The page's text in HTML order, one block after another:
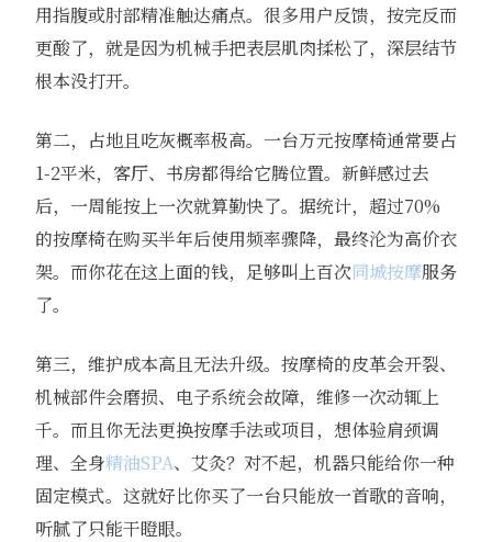
用指腹或肘部精准触达痛点。很多用户反馈，按完反而
更酸了，就是因为机械手把表层肌肉揉松了，深层结节
根本没打开。
第二，占地且吃灰概率极高。一台万元按摩椅通常要占
1-2平米，客厅、书房都得给它腾位置。新鲜感过去
后，一周能按上一次就算勤快了。据统计，超过70%
的按摩椅在购买半年后使用频率骤降，最终沦为高价衣
架。而你花在这上面的钱，足够叫上百次同城按摩服务
了。
第三，维护成本高且无法升级。按摩椅的皮革会开裂、
机械部件会磨损、电子系统会故障，维修一次动辄上
千。而且你无法更换按摩手法或项目，想体验肩颈调
理、全身精油SPA、艾灸？对不起，机器只能给你一种
固定模式。这就好比你买了一台只能放一首歌的音响，
听腻了只能干瞪眼。